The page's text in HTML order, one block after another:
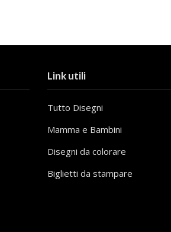
Link utili
Tutto Disegni
Mamma e Bambini
Disegni da colorare
Biglietti da stampare